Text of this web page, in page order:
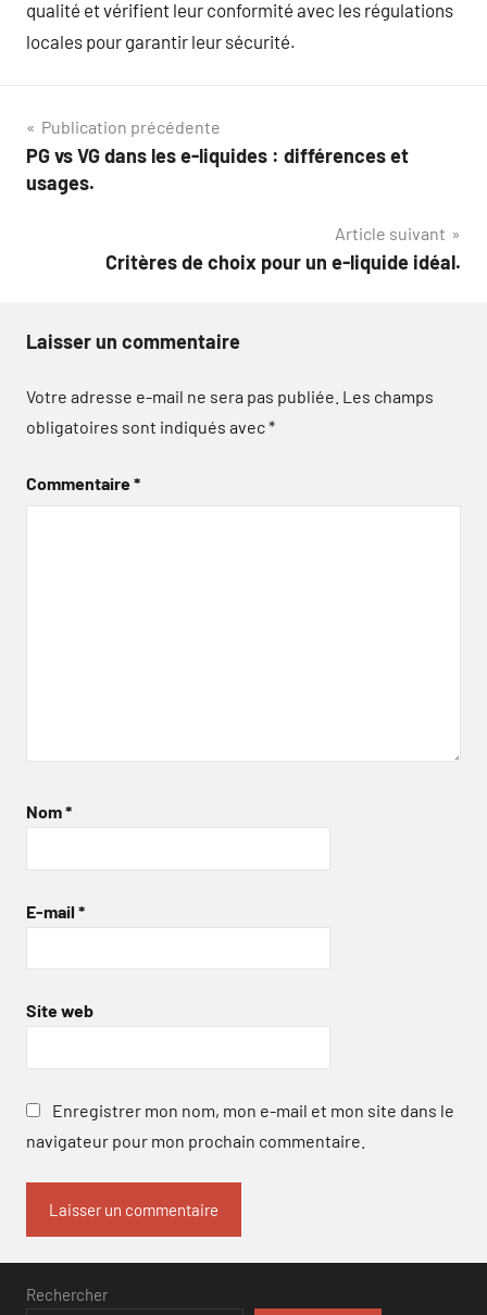
qualité et vérifient leur conformité avec les régulations
locales pour garantir leur sécurité.
Navigation
de
Publication précédente
PG vs VG dans les e-liquides : différences et
usages.
Article suivant
Critères de choix pour un e-liquide idéal.
Laisser un commentaire
Votre adresse e-mail ne sera pas publiée. Les champs
obligatoires sont indiqués avec*
Commentaire*
Nom*
E-mail *
Site web
Enregistrer mon nom, mon e-mail et mon site dans le
navigateur pour mon prochain commentaire.
Rechercher